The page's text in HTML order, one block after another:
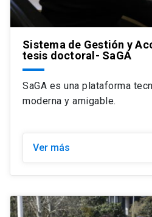
Sistema de Gestión y
tesis doctoral- SaGA
SaGA es una plataforma
moderna y amigable.
Ver más